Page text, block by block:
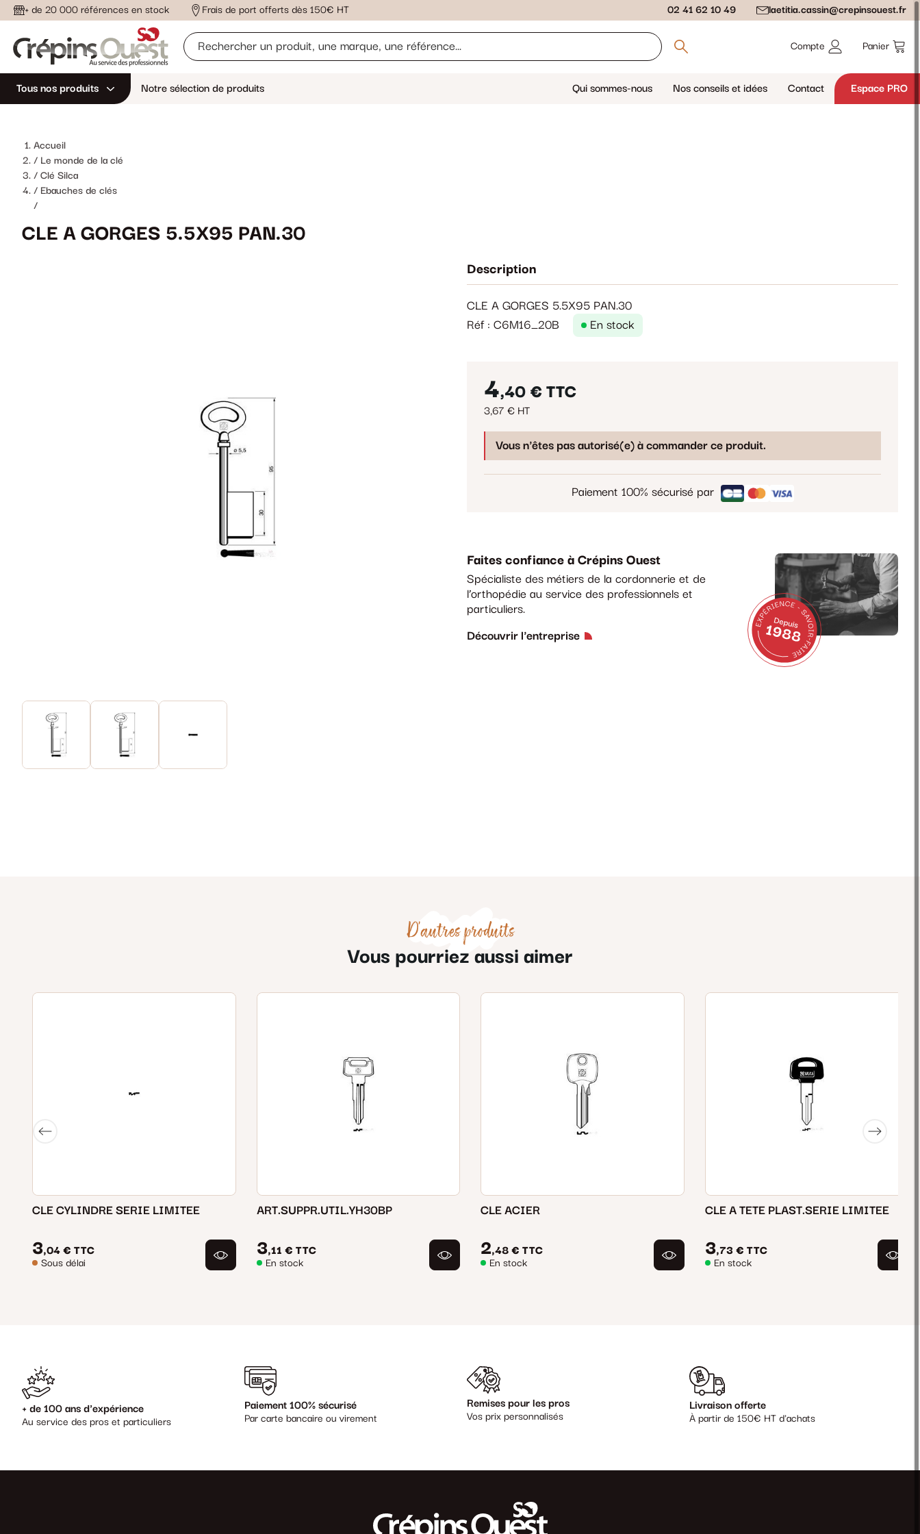
+ de 20 000 références en stock Frais de port offerts dès 150€ HT 02 41 62 10 49 laetitia.cassin@crepinsouest.fr
Compte Panier
Tous nos produits Notre sélection de produits Qui sommes-nous Nos conseils et idées Contact Espace PRO
Accueil
Le monde de la clé
Clé Silca
Ebauches de clés
/
CLE A GORGES 5.5X95 PAN.30
Description
CLE A GORGES 5.5X95 PAN.30
Réf : C6M16_20B
En stock
4,40 € TTC
3,67 € HT
Vous n'êtes pas autorisé(e) à commander ce produit.
Paiement 100% sécurisé par
Faites confiance à Crépins Ouest
Spécialiste des métiers de la cordonnerie et de
l’orthopédie au service des professionnels et
particuliers.
Découvrir l'entreprise
D'autres produits
Vous pourriez aussi aimer
CLE CYLINDRE SERIE LIMITEE
3,04 € TTC
Sous délai
ART.SUPPR.UTIL.YH30BP
3,11 € TTC
En stock
CLE ACIER
2,48 € TTC
En stock
CLE A TETE PLAST.SERIE LIMITEE
3,73 € TTC
En stock
+ de 100 ans d'expérience
Au service des pros et particuliers
Paiement 100% sécurisé
Par carte bancaire ou virement
Remises pour les pros
Vos prix personnalisés
Livraison offerte
À partir de 150€ HT d'achats